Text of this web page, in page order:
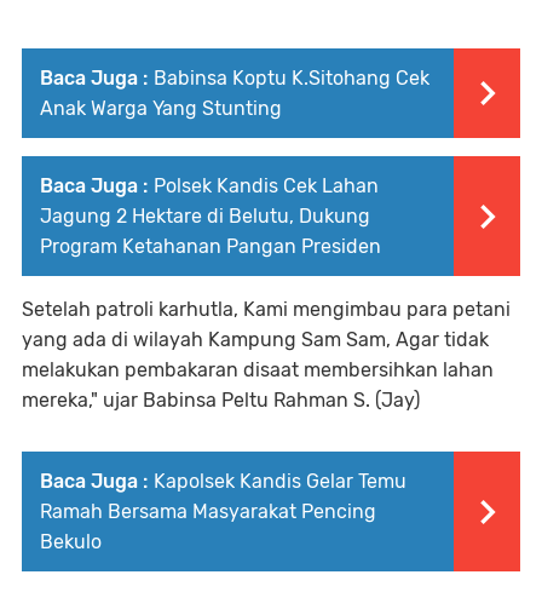
Baca Juga : Babinsa Koptu K.Sitohang Cek
Anak Warga Yang Stunting
Baca Juga : Polsek Kandis Cek Lahan
Jagung 2 Hektare di Belutu, Dukung
Program Ketahanan Pangan Presiden
Setelah patroli karhutla, Kami mengimbau para petani
yang ada di wilayah Kampung Sam Sam, Agar tidak
melakukan pembakaran disaat membersihkan lahan
mereka," ujar Babinsa Peltu Rahman S. (Jay)
Baca Juga : Kapolsek Kandis Gelar Temu
Ramah Bersama Masyarakat Pencing
Bekulo